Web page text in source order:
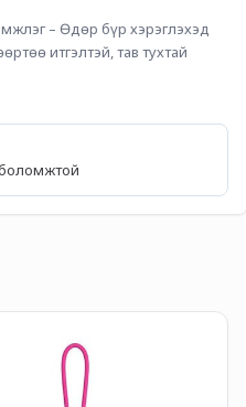
– Өдөр бүр хэрэглэхэд
итгэлтэй, тав тухтай